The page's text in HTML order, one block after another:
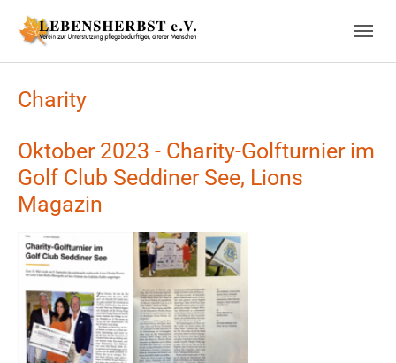
Skip to main navigation
Skip to main content
Skip to page footer
Charity
Oktober 2023 - Charity-Golfturnier im
Golf Club Seddiner See, Lions
Magazin
Show larger versionShow larger version